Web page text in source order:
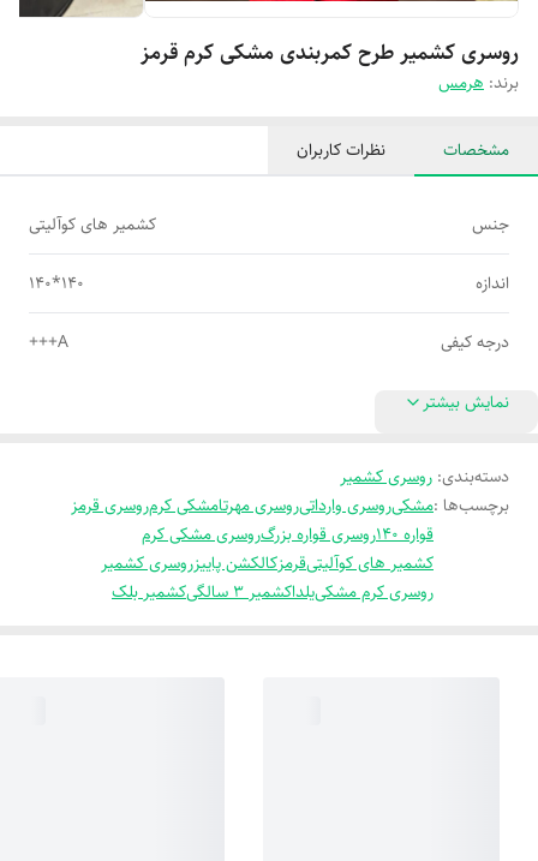
روسری کشمیر طرح کمربندی مشکی کرم قرمز
برند: هرمس
مشخصات نظرات کاربران
جنس کشمیر های کوآلیتی
اندازه 140*140
درجه کیفی A+++
نمایش بیشتر
دسته‌بندی: روسری کشمیر
برچسب‌ها :مشکیروسری وارداتیروسری مهرتامشکی کرمروسری قرمز
قواره 140
روسری قواره بزرگروسری مشکی کرم
کشمیر های کوآلیتیقرمزکالکشن پاییزروسری کشمیر
روسری کرم مشکییلداکشمیر 3 سالگی کشمیر بلک